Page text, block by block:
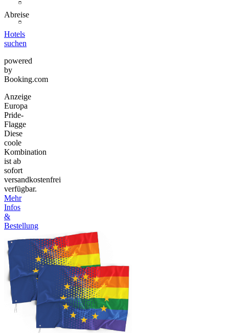
Abreise
Hotels
suchen
powered
by
Booking.com
Anzeige
Europa
Pride-
Flagge
Diese
coole
Kombination
ist ab
sofort
versandkostenfrei
verfügbar.
Mehr
Infos
&
Bestellung